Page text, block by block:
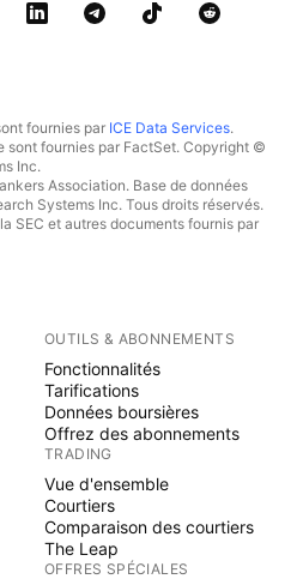
fournies par ICE Data Services.
sont fournies par FactSet. Copyright ©
Inc.
Association. Base de données
Systems Inc. Tous droits réservés.
SEC et autres documents fournis par
OUTILS & ABONNEMENTS
Fonctionnalités
Tarifications
Données boursières
Offrez des abonnements
TRADING
Vue d'ensemble
Courtiers
Comparaison des courtiers
The Leap
OFFRES SPÉCIALES